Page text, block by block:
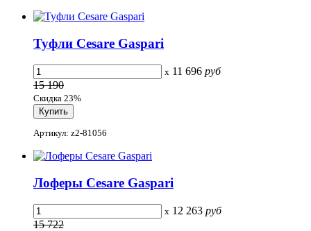
Туфли Cesare Gaspari
x 11 696 руб
15 190
Скидка 23%
Артикул: z2-81056
Лоферы Cesare Gaspari
x 12 263 руб
15 722